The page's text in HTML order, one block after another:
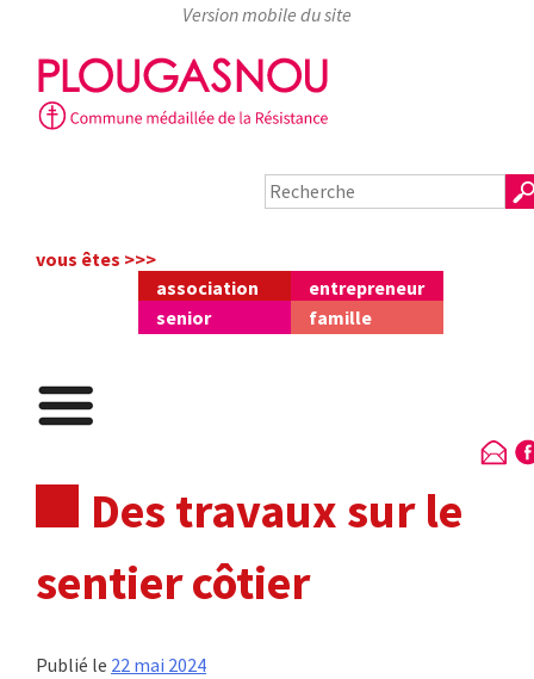
Skip
to
content
vous êtes >>>
association
entrepreneur
senior
famille
Des travaux sur le
sentier côtier
Publié le 22 mai 2024